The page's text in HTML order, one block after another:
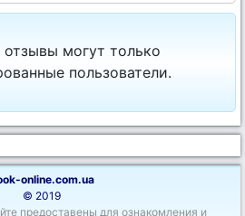
отзывы могут только
пользователи.
online.com.ua
© 2019
предоставены для ознакомления и